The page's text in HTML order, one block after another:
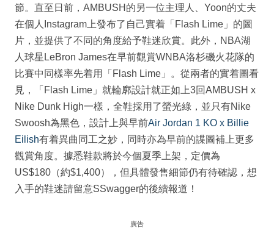
節。直至日前，AMBUSH的另一位主理人、Yoon的丈夫
在個人Instagram上發布了自己實着「Flash Lime」的圖
片，並提供了不同的角度給予鞋迷欣賞。此外，NBA湖
人球星LeBron James在早前觀賞WNBA洛杉磯火花隊的
比賽中同樣率先着用「Flash Lime」。從兩者的實着圖看
見，「Flash Lime」就輪廓設計就正如上3回AMBUSH x
Nike Dunk High一樣，全鞋採用了螢光綠，並只有Nike
Swoosh為黑色，設計上與早前Air Jordan 1 KO x Billie
Eilish有着異曲同工之妙，同時亦為早前的諜圖補上更多
觀賞角度。據悉鞋款將於今個夏季上架，定價為
US$180（約$1,400），但具體發售細節仍有待確認，想
入手的鞋迷請留意SSwagger的後續報道！
廣告